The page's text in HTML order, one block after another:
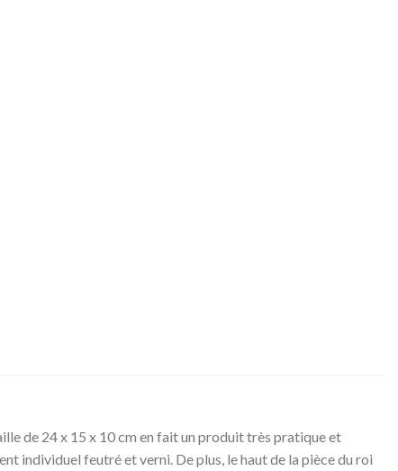
de 24 x 15 x 10 cm en fait un produit très pratique et
individuel feutré et verni. De plus, le haut de la pièce du roi